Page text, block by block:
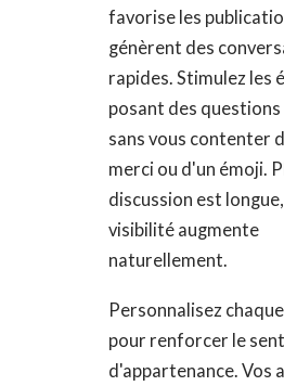
favorise les
génèrent des
rapides. Stimulez les
posant des
sans vous contenter
merci ou d'un émoji.
discussion est
visibilité augmente
naturellement.
Personnalisez
pour renforcer le
d'appartenance. Vos